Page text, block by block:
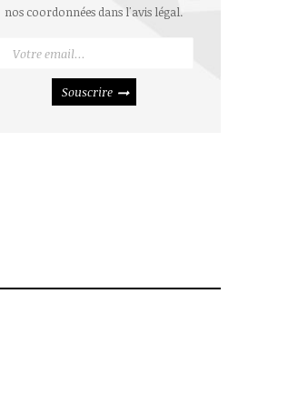
nos coordonnées dans l'avis légal.
Souscrire